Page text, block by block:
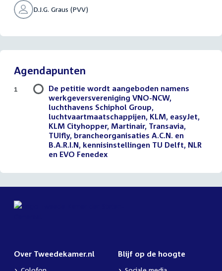
D.J.G. Graus (PVV)
Agendapunten
De petitie wordt aangeboden namens
werkgeversvereniging VNO-NCW,
luchthavens Schiphol Group,
luchtvaartmaatschappijen, KLM, easyJet,
KLM Cityhopper, Martinair, Transavia,
TUIfly, brancheorganisaties A.C.N. en
B.A.R.I.N, kennisinstellingen TU Delft, NLR
en EVO Fenedex
1
Over Tweedekamer.nl Blijf op de hoogte